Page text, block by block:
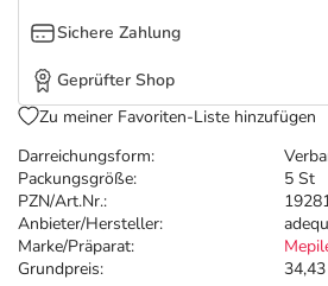
Marken
Darreichungsform:
Packungsgröße:
5 St
PZN/Art.Nr.:
Anbieter/Hersteller:
Marke/Präparat:
Grundpreis:
Sichere Zahlung
Geprüfter Shop
Zu meiner Favoriten-Liste hinzufügen